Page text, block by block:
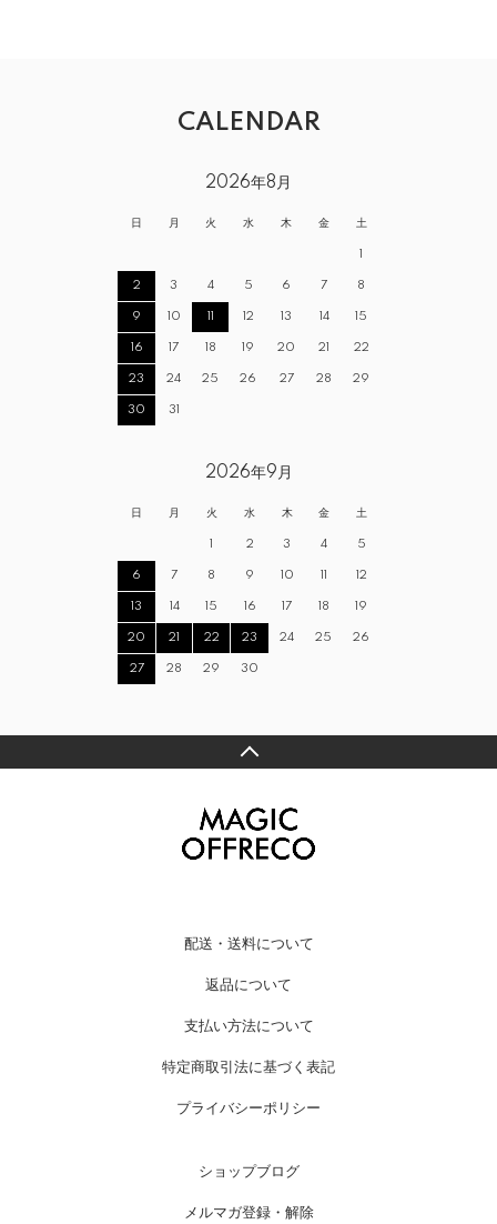
CALENDAR
2026年8月
日 月 火 水 木 金 土
1
2 3 4 5 6 7 8
9 10 11 12 13 14 15
16 17 18 19 20 21 22
23 24 25 26 27 28 29
30 31
2026年9月
日 月 火 水 木 金 土
1 2 3 4 5
6 7 8 9 10 11 12
13 14 15 16 17 18 19
20 21 22 23 24 25 26
27 28 29 30
配送・送料について
返品について
支払い方法について
特定商取引法に基づく表記
プライバシーポリシー
ショップブログ
メルマガ登録・解除